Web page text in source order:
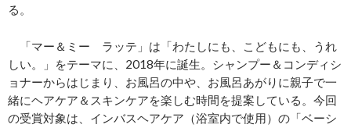
る。
「マー＆ミー ラッテ」は「わたしにも、こどもにも、うれ
しい。」をテーマに、2018年に誕生。シャンプー＆コンディシ
ョナーからはじまり、お風呂の中や、お風呂あがりに親子で一
緒にヘアケア＆スキンケアを楽しむ時間を提案している。今回
の受賞対象は、インバスヘアケア（浴室内で使用）の「ベーシ